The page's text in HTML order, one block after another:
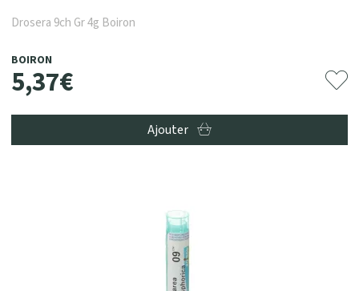
Drosera 9ch Gr 4g Boiron
BOIRON
5,37€
Ajouter